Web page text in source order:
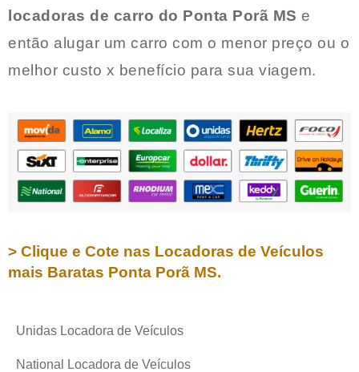
locadoras de carro do Ponta Porã MS e
então alugar um carro com o menor preço ou o
melhor custo x benefício para sua viagem.
> Clique e Cote nas Locadoras de Veículos
mais Baratas Ponta Porã MS.
Unidas Locadora de Veículos
National Locadora de Veículos